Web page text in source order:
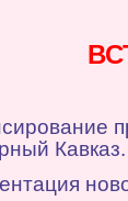
Кавказ.